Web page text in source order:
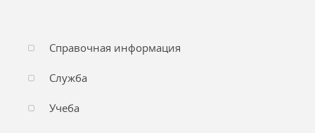
Справочная информация
Служба
Учеба